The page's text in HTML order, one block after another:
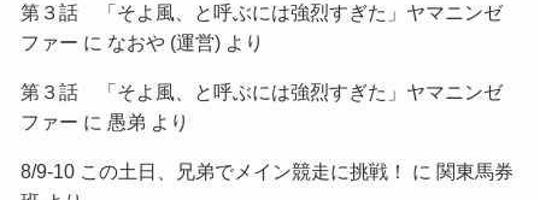
第３話 「そよ風、と呼ぶには強烈すぎた」ヤマニンゼ
ファー に なおや (運営)より
第３話 「そよ風、と呼ぶには強烈すぎた」ヤマニンゼ
ファー に 愚弟 より
8/9-10 この土日、兄弟でメイン競走に挑戦！ に 関東馬券